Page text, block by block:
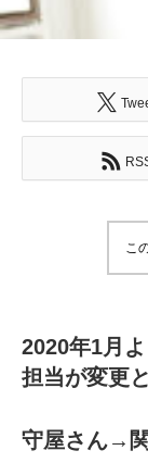
こ
2020年1月
担当が変更
守屋さん→関